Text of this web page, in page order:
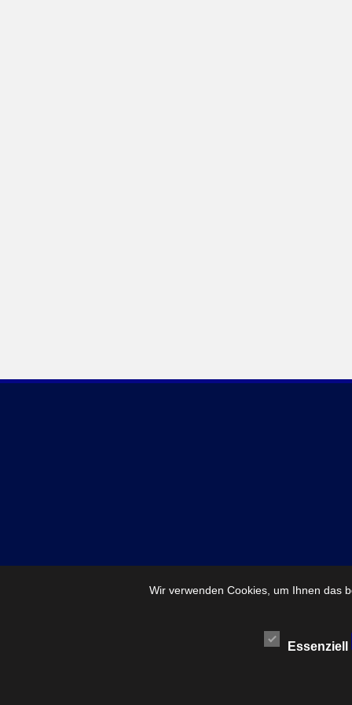
Wir verwenden Cookies, um Ihnen das
Essenziell